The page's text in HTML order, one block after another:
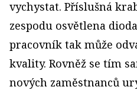
vychystat. Příslušná
zespodu osvětlena
pracovník tak může
kvality. Rovněž se tím
nových zaměstnanců